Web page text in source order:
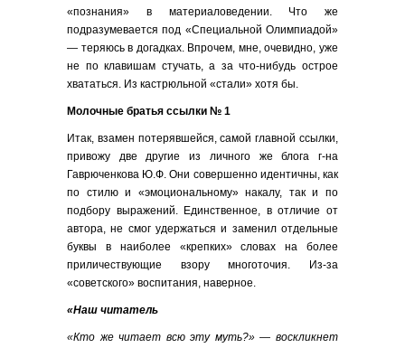
«познания» в материаловедении. Что же
подразумевается под «Специальной Олимпиадой»
— теряюсь в догадках. Впрочем, мне, очевидно, уже
не по клавишам стучать, а за что-нибудь острое
хвататься. Из кастрюльной «стали» хотя бы.
Молочные братья ссылки № 1
Итак, взамен потерявшейся, самой главной ссылки,
привожу две другие из личного же блога г-на
Гаврюченкова Ю.Ф. Они совершенно идентичны, как
по стилю и «эмоциональному» накалу, так и по
подбору выражений. Единственное, в отличие от
автора, не смог удержаться и заменил отдельные
буквы в наиболее «крепких» словах на более
приличествующие взору многоточия. Из-за
«советского» воспитания, наверное.
«Наш читатель
«Кто же читает всю эту муть?» — воскликнет